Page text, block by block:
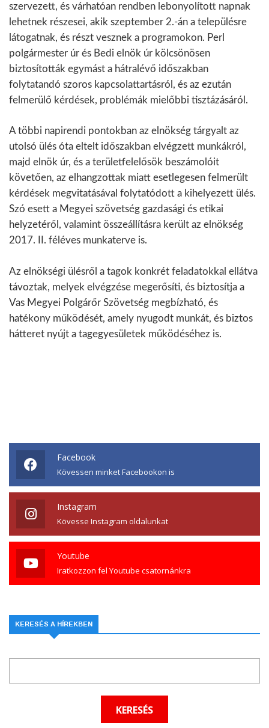
szervezett, és várhatóan rendben lebonyolított napnak
lehetnek részesei, akik szeptember 2.-án a településre
látogatnak, és részt vesznek a programokon. Perl
polgármester úr és Bedi elnök úr kölcsönösen
biztosították egymást a hátralévő időszakban
folytatandó szoros kapcsolattartásról, és az ezután
felmerülő kérdések, problémák mielőbbi tisztázásáról.
A többi napirendi pontokban az elnökség tárgyalt az
utolsó ülés óta eltelt időszakban elvégzett munkákról,
majd elnök úr, és a területfelelősök beszámolóit
követően, az elhangzottak miatt esetlegesen felmerült
kérdések megvitatásával folytatódott a kihelyezett ülés.
Szó esett a Megyei szövetség gazdasági és etikai
helyzetéről, valamint összeállításra került az elnökség
2017. II. féléves munkaterve is.
Az elnökségi ülésről a tagok konkrét feladatokkal ellátva
távoztak, melyek elvégzése megerősíti, és biztosítja a
Vas Megyei Polgárőr Szövetség megbízható, és
hatékony működését, amely nyugodt munkát, és biztos
hátteret nyújt a tagegyesületek működéséhez is.
Facebook
Kövessen minket Facebookon is
Instagram
Kövesse Instagram oldalunkat
Youtube
Iratkozzon fel Youtube csatornánkra
KERESÉS A HÍREKBEN